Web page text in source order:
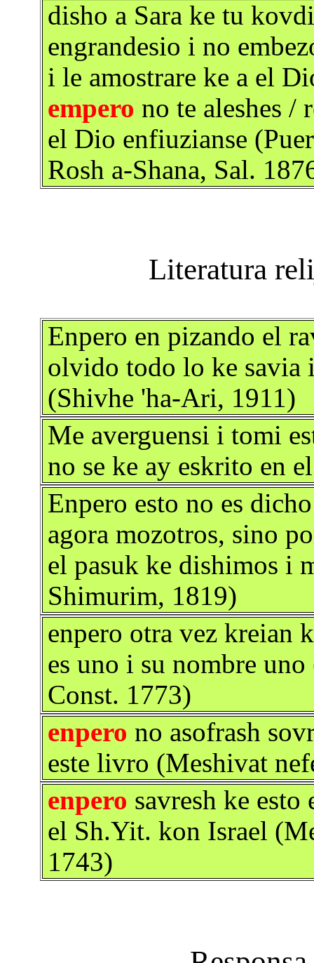
disho a Sara ke tu
engrandesio i no
i le amostrare ke a el
empero no te aleshes /
el Dio enfiuzianse
Rosh a-Shana, Sal.
Enpero en pizando el
olvido todo lo ke savia
(Shivhe 'ha-Ari, 1911)
Me averguensi i tomi
no se ke ay eskrito en
Enpero esto no es
agora mozotros, sino
el pasuk ke dishimos i
Shimurim, 1819)
enpero otra vez kreian
es uno i su nombre
Const. 1773)
enpero no asofrash
este livro (Meshivat
enpero savresh ke esto
el Sh.Yit. kon Israel
1743)